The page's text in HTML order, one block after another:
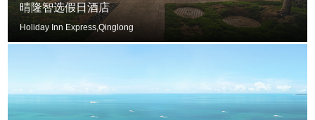
晴隆智选假日酒店
Holiday Inn Express,Qinglong